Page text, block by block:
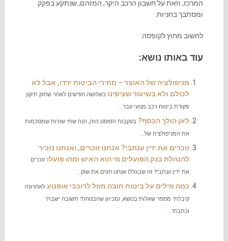
המרכז, וזאת על חשבון הרכב היקר, המזהם, שנתקע בפקק
ומסתבך בחניות.
לחשוב מחוץ לקופסה.
עוד באותו נושא:
מניפולציה של האוצר – מחירי הביטוח ירדו, אבל לא
לכולם ולא בשיעור שציפינו כשלושה חודשים לאחר שחוק תיקון
פקודת ביטוח רכב מנועי עבר...
לאן הולך הכסף? בעקבות הפוסט הזה, הנה שתי שורות שמסכמות
את המניפולציה של...
זוכרים את ידין ענתבי? אנחנו זוכרים, ואנחנו נזכיר
להנהלת בנק הפועלים מי הוא האיש ומהו פועלו זוכרים
את ידין ענתבי? זה שבגללו אנחנו חווים את שוק...
כמה מילים על ביטוח חובה מוזל לרוכבי אופנוע לאחרונה
קיבלתי מספר שאלות בנושא, ומכיוון שהבטחתי תשובה ישבתי
וכתבתי...